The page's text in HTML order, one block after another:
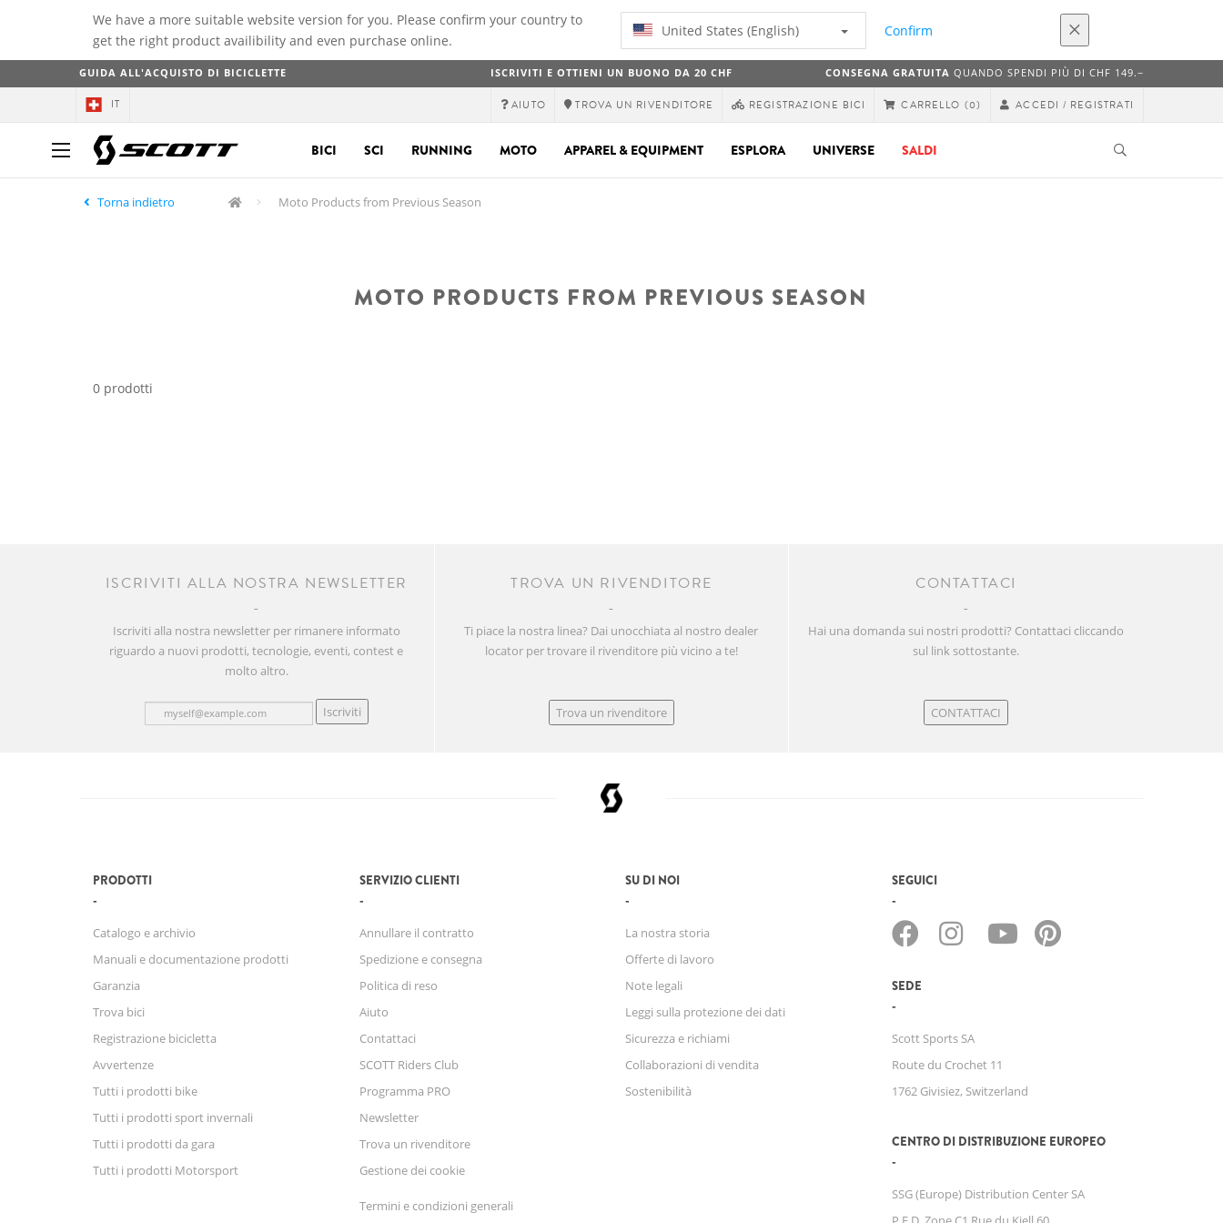
We have a more suitable website version for you. Please confirm your country to
get the right product availibility and even purchase online.
United States (English) Confirm
GUIDA ALL'ACQUISTO DI BICICLETTE ISCRIVITI E OTTIENI UN BUONO DA 20 CHF CONSEGNA GRATUITA QUANDO SPENDI PIÙ DI CHF 149.−
IT AIUTO TROVA UN RIVENDITORE REGISTRAZIONE BICI CARRELLO (0) ACCEDI / REGISTRATI
BICI SCI RUNNING MOTO APPAREL & EQUIPMENT ESPLORA UNIVERSE SALDI
Torna indietro Moto Products from Previous Season
MOTO PRODUCTS FROM PREVIOUS SEASON
0 prodotti
ISCRIVITI ALLA NOSTRA NEWSLETTER
Iscriviti alla nostra newsletter per rimanere informato
riguardo a nuovi prodotti, tecnologie, eventi, contest e
molto altro.
Iscriviti
TROVA UN RIVENDITORE
Ti piace la nostra linea? Dai unocchiata al nostro dealer
locator per trovare il rivenditore più vicino a te!
Trova un rivenditore
CONTATTACI
Hai una domanda sui nostri prodotti? Contattaci cliccando
sul link sottostante.
CONTATTACI
PRODOTTI
Catalogo e archivio
Manuali e documentazione prodotti
Garanzia
Trova bici
Registrazione bicicletta
Avvertenze
Tutti i prodotti bike
Tutti i prodotti sport invernali
Tutti i prodotti da gara
Tutti i prodotti Motorsport
SERVIZIO CLIENTI
Annullare il contratto
Spedizione e consegna
Politica di reso
Aiuto
Contattaci
SCOTT Riders Club
Programma PRO
Newsletter
Trova un rivenditore
Gestione dei cookie
Termini e condizioni generali
SU DI NOI
La nostra storia
Offerte di lavoro
Note legali
Leggi sulla protezione dei dati
Sicurezza e richiami
Collaborazioni di vendita
Sostenibilità
SEGUICI
SEDE
Scott Sports SA
Route du Crochet 11
1762 Givisiez, Switzerland
CENTRO DI DISTRIBUZIONE EUROPEO
SSG (Europe) Distribution Center SA